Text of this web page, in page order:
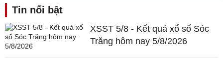
Tin nổi bật
XSST 5/8 - Kết quả xổ số Sóc
Trăng hôm nay 5/8/2026